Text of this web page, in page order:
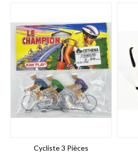
Cycliste 3 Pièces